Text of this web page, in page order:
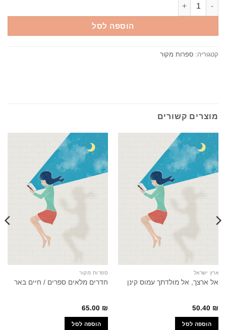
הוספה לסל
קטגוריה: ספרות מקור
מוצרים קשורים
ארץ ישראל
אל ארצך, אל מולדתך עמוס קינן
50.40 ₪
הוספה לסל
ספרות מקור
חדרים מלאים ספרים / חיים באר
65.00 ₪
הוספה לסל